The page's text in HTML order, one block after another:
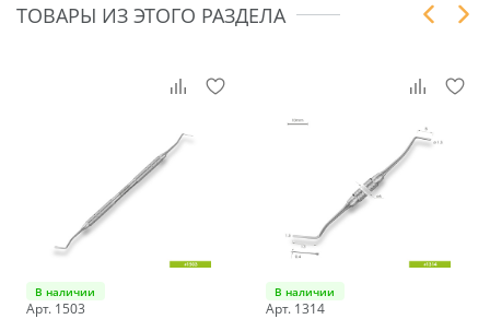
ТОВАРЫ ИЗ ЭТОГО РАЗДЕЛА
В наличии
Арт. 1503
В наличии
Арт. 1314